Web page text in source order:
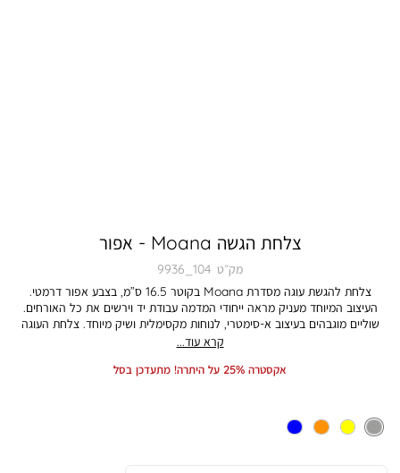
צלחת הגשה Moana - אפור
מק״ט 9936_104
צלחת להגשת עוגה מסדרת Moana בקוטר 16.5 ס”מ, בצבע אפור דרמטי.
העיצוב המיוחד מעניק מראה ייחודי המדמה עבודת יד וירשים את כל האורחים.
שוליים מוגבהים בעיצוב א-סימטרי, לנוחות מקסימלית ושיק מיוחד. צלחת העוגה
עשויה Stoneware סטונוואר איכותי, עבה וחזק, עמיד לשימוש לאורך זמן.
להיות שונה מהמוצג בתמונה.
קרא עוד...
אקסטרה 25% על היתרה! מתעדכן בסל